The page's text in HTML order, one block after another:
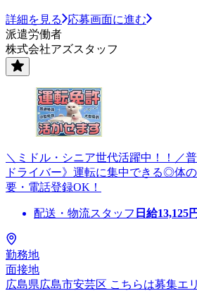
詳細を見る
応募画面に進む
派遣労働者
株式会社アズスタッフ
＼ミドル・シニア世代活躍中！！／
ドライバー》運転に集中できる◎体
要・電話登録OK！
配送・物流スタッフ 日給13,125
勤務地
面接地
広島県広島市安芸区 こちらは募集エ